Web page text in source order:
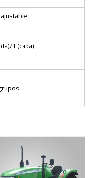
1 (capa)